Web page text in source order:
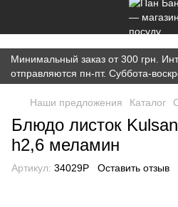
Минимальный заказ от 300 грн.
отправляются пн-пт. Суббота-
Наши предложения Каталог
Блюдо листок
h2,6 меламин
Артикул: 34029P Оставить отзыв